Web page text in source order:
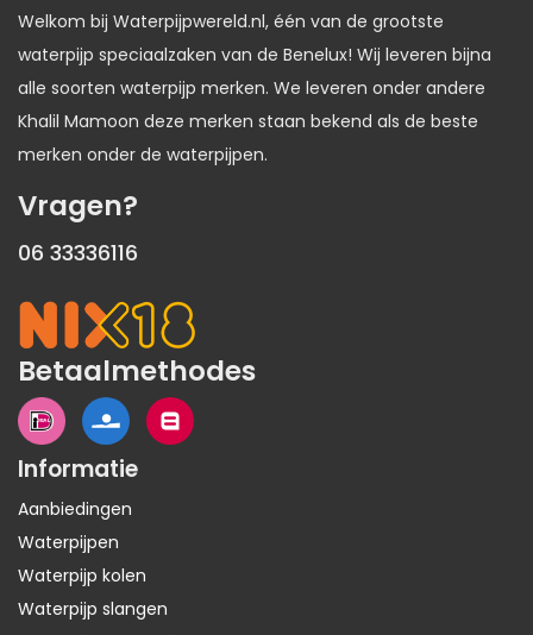
Welkom bij Waterpijpwereld.nl, één van de grootste
waterpijp speciaalzaken van de Benelux! Wij leveren bijna
alle soorten waterpijp merken. We leveren onder andere
Khalil Mamoon deze merken staan bekend als de beste
merken onder de waterpijpen.
Vragen?
06 33336116
Betaalmethodes
Informatie
Aanbiedingen
Waterpijpen
Waterpijp kolen
Waterpijp slangen